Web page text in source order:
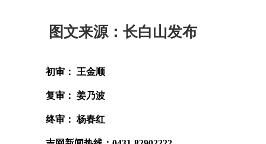
图文来源：长白山发布
初审： 王金顺
复审： 姜乃波
终审： 杨春红